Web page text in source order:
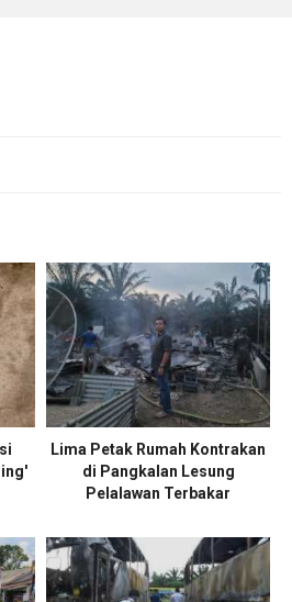
Lima Petak Rumah Kontrakan
di Pangkalan Lesung
Pelalawan Terbakar